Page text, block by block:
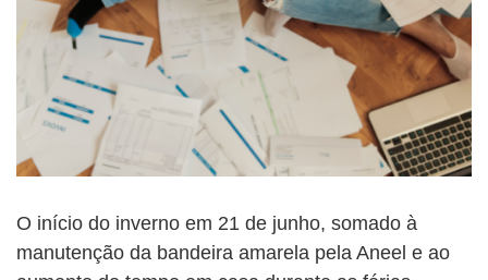
O início do inverno em 21 de junho, somado à
manutenção da bandeira amarela pela Aneel e ao